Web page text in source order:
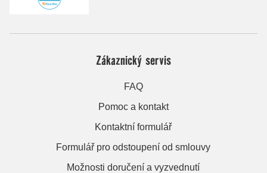
Zákaznický servis
FAQ
Pomoc a kontakt
Kontaktní formulář
Formulář pro odstoupení od smlouvy
Možnosti doručení a vyzvednutí